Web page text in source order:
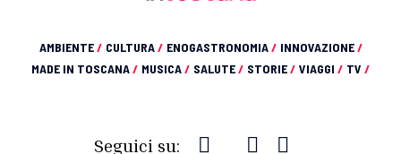
AMBIENTE/ CULTURA/ ENOGASTRONOMIA/ INNOVAZIONE/
MADE IN TOSCANA/ MUSICA/ SALUTE/ STORIE/ VIAGGI / TV /
Seguici su: